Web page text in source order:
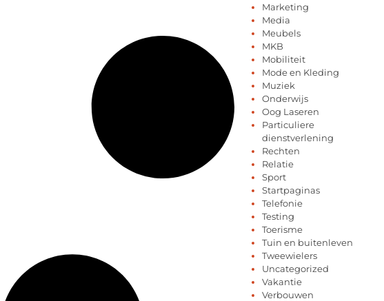
Marketing
Media
Meubels
MKB
Mobiliteit
Mode en Kleding
Muziek
Onderwijs
Oog Laseren
Particuliere
dienstverlening
Rechten
Relatie
Sport
Startpaginas
Telefonie
Testing
Toerisme
Tuin en buitenleven
Tweewielers
Uncategorized
Vakantie
Verbouwen